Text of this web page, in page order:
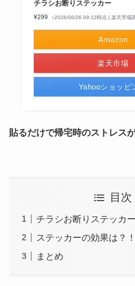
チラシお断りステッカー
¥299 （2026/06/26 09:12時点 | 楽天市場調
Amazon
楽天市場
Yahooショッピ
貼るだけで帰宅時のストレス
目次
チラシお断りステッカ
ステッカーの効果は？！
まとめ